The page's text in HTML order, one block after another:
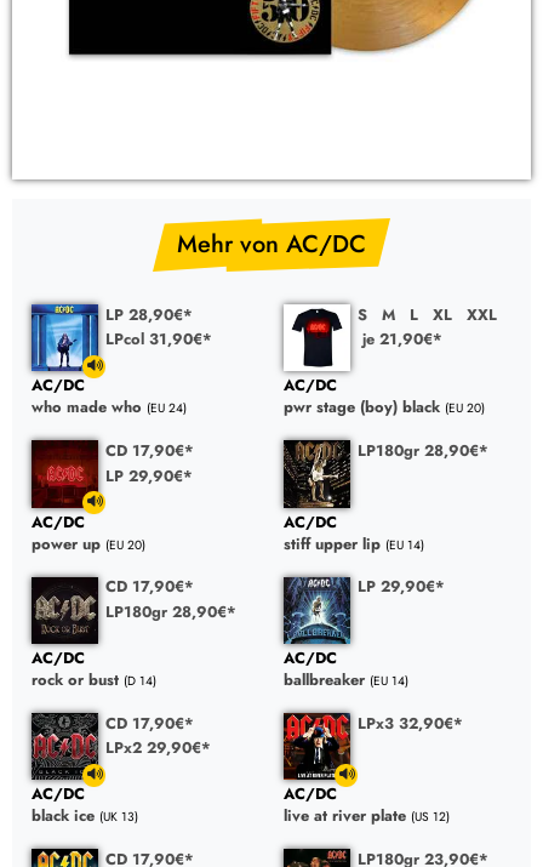
Mehr von AC/DC
LP 28,90€*
LPcol 31,90€*
AC/DC
who made who (EU 24)
S M L XL
XXL
je 21,90€*
AC/DC
pwr stage (boy) black (EU 20)
CD 17,90€*
LP 29,90€*
AC/DC
power up (EU 20)
LP180gr 28,90€*
AC/DC
stiff upper lip (EU 14)
CD 17,90€*
LP180gr 28,90€*
AC/DC
rock or bust (D 14)
LP 29,90€*
AC/DC
ballbreaker (EU 14)
CD 17,90€*
LPx2 29,90€*
AC/DC
black ice (UK 13)
LPx3 32,90€*
AC/DC
live at river plate (US 12)
CD 17,90€*
LP180gr 23,90€*